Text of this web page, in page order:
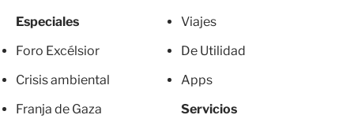
Especiales
Foro Excélsior
Crisis ambiental
Franja de Gaza
Viajes
De Utilidad
Apps
Servicios